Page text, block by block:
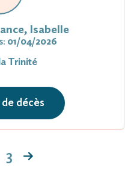
Isabelle
01/04/2026
Trinité
décès
3